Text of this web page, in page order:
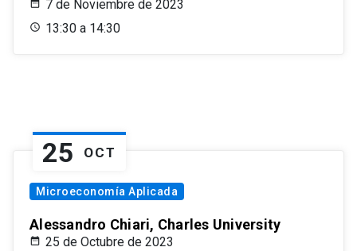
7 de Noviembre de 2023
13:30 a 14:30
25 OCT
Microeconomía Aplicada
Alessandro Chiari, Charles University
25 de Octubre de 2023